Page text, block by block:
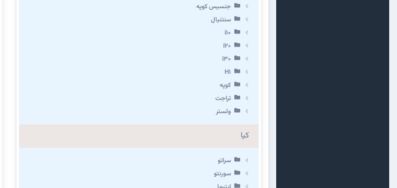
جنسیس کوپه
سنتنیال
i10
i20
i30
H1
کوپه
تراجت
ولستر
کیا
سراتو
سورنتو